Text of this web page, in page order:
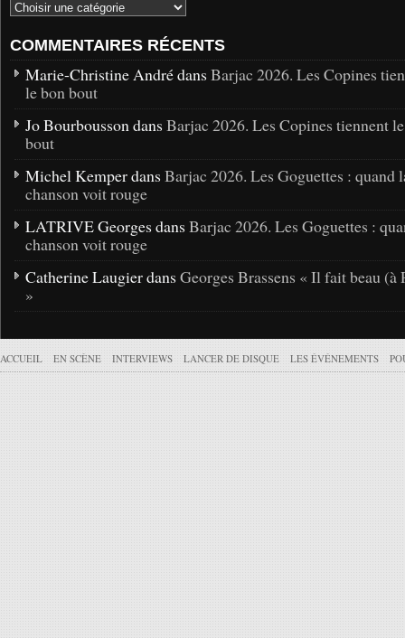
COMMENTAIRES RÉCENTS
Marie-Christine André dans Barjac 2026. Les Copines
le bon bout
Jo Bourbousson dans Barjac 2026. Les Copines tiennent
bout
Michel Kemper dans Barjac 2026. Les Goguettes : quand
chanson voit rouge
LATRIVE Georges dans Barjac 2026. Les Goguettes :
chanson voit rouge
Catherine Laugier dans Georges Brassens « Il fait beau (à
»
ACCUEIL EN SCÈNE INTERVIEWS LANCER DE DISQUE LES ÉVÉNEMENTS